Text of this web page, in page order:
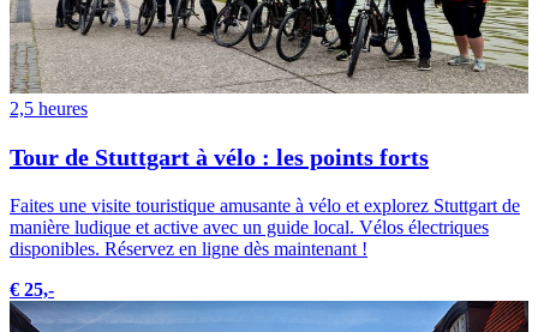
2,5 heures
Tour de Stuttgart à vélo : les points forts
Faites une visite touristique amusante à vélo et explorez Stuttgart de
manière ludique et active avec un guide local. Vélos électriques
disponibles. Réservez en ligne dès maintenant !
€ 25,-